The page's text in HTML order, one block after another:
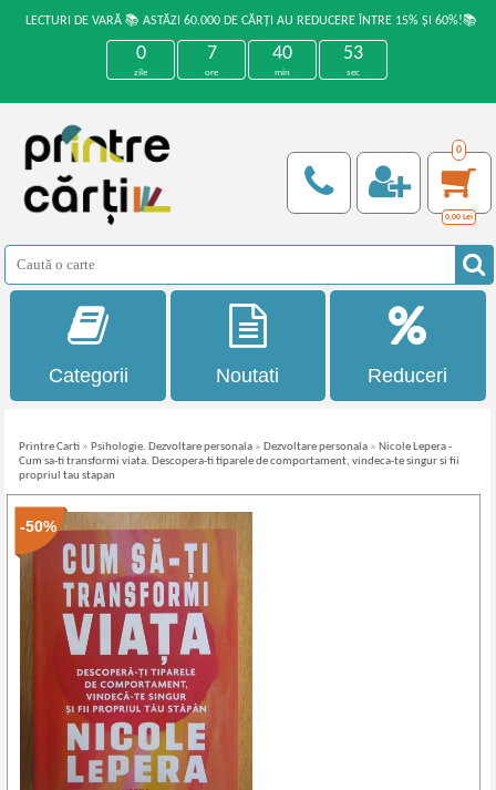
LECTURI DE VARĂ 📚 ASTĂZI 60.000 DE CĂRȚI AU REDUCERE ÎNTRE 15% ȘI 60%!📚
0
zile
7
ore
40
min
52
sec
0
0,00 Lei
Categorii Noutati Reduceri
Printre Carti » Psihologie. Dezvoltare personala » Dezvoltare personala » Nicole Lepera -
Cum sa-ti transformi viata. Descopera-ti tiparele de comportament, vindeca-te singur si fii
propriul tau stapan
-50%